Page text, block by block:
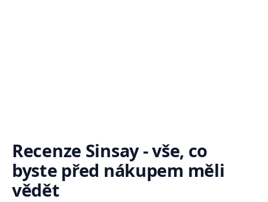
Recenze Sinsay - vše, co
byste před nákupem měli
vědět